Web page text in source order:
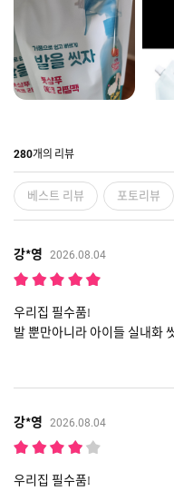
280개의 리뷰
베스트 리뷰 포토리뷰
강*영 2026.08.04
우리집 필수품!
발 뿐만아니라 아이들 실내화
강*영 2026.08.04
우리집 필수품!